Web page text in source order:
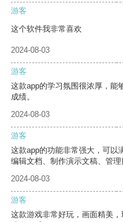
游客
这个软件我非常喜欢
2024-08-03
游客
这款app的学习氛围很浓厚，能
成绩。
2024-08-03
游客
这款app的功能非常强大，可以
编辑文档、制作演示文稿、管理
2024-08-03
游客
这款游戏非常好玩，画面精美